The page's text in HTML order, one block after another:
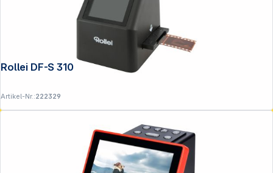
Rollei DF-S 310 SE
Artikel-Nr.:222329